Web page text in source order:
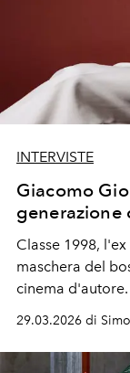
INTERVISTE
Giacomo
generazione
Classe 1998,
maschera del
cinema d'autore.
29.03.2026 di